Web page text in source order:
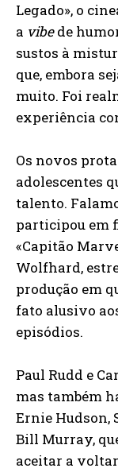
Legado», o
a vibede
sustos à
que, embora
muito. Foi
experiência
Os novos
adolescentes
talento.
participou em
«Capitão
Wolfhard,
produção em
fato alusivo
episódios.
Paul Rudd e
mas também
Ernie Hudson,
Bill Murray,
aceitar a